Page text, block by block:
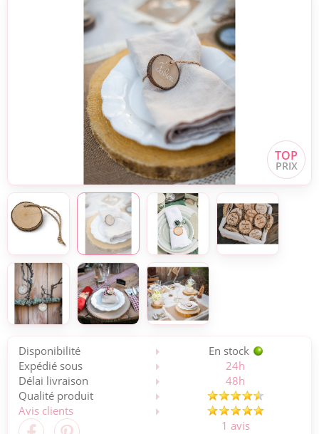
Disponibilité
En stock
Expédié sous
24h
Délai livraison
48h
Qualité produit
Avis clients
1 avis